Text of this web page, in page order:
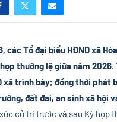
các Tổ đại biểu HĐND xã
thường lệ giữa năm
xã trình bày; đồng thời phát
đất đai, an sinh xã hội
cử tri trước và sau Kỳ họp